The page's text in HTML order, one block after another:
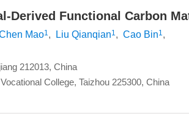
Derived Functional Carbon
Mao1, Liu Qianqian1, Cao Bin1,
212013, China
College, Taizhou 225300, China